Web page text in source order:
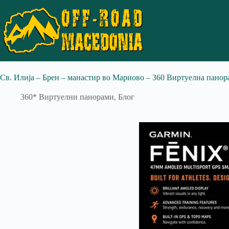
Св. Илија – Брен – манастир во Мариово – 360 Виртуелна
360* Виртуелни панорами, Блог